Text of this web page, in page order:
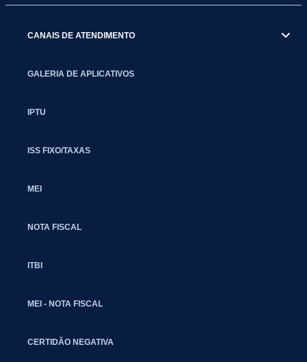
CANAIS DE ATENDIMENTO
GALERIA DE APLICATIVOS
IPTU
ISS FIXO/TAXAS
MEI
NOTA FISCAL
ITBI
MEI - NOTA FISCAL
CERTIDÃO NEGATIVA